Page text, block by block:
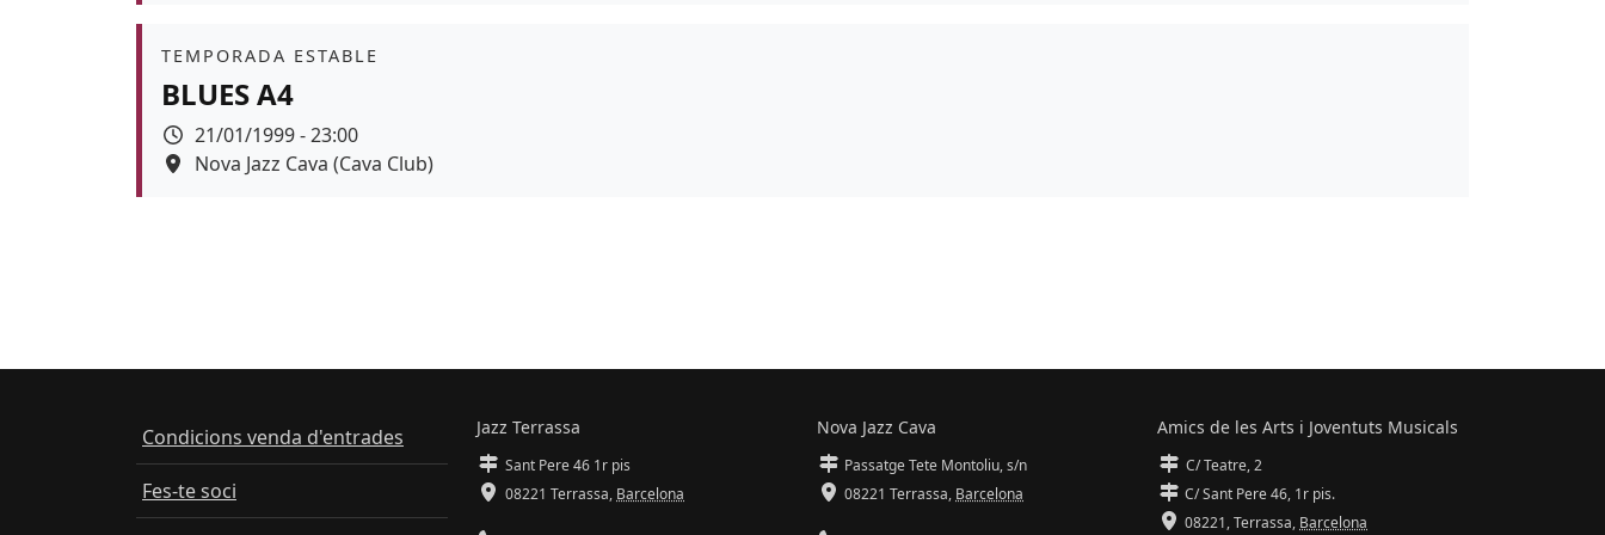
Àmbit
TEMPORADA ESTABLE
BLUES A4
Data
21/01/1999 - 23:00
Espai
Nova Jazz Cava (Cava Club)
Condicions venda d'entrades
Fes-te soci
Jazz Terrassa
Sant Pere 46 1r pis
08221 Terrassa, Barcelona
Nova Jazz Cava
Passatge Tete Montoliu, s/n
08221 Terrassa, Barcelona
Amics de les Arts i Joventuts Musicals
C/ Teatre, 2
C/ Sant Pere 46, 1r pis.
08221,Terrassa, Barcelona